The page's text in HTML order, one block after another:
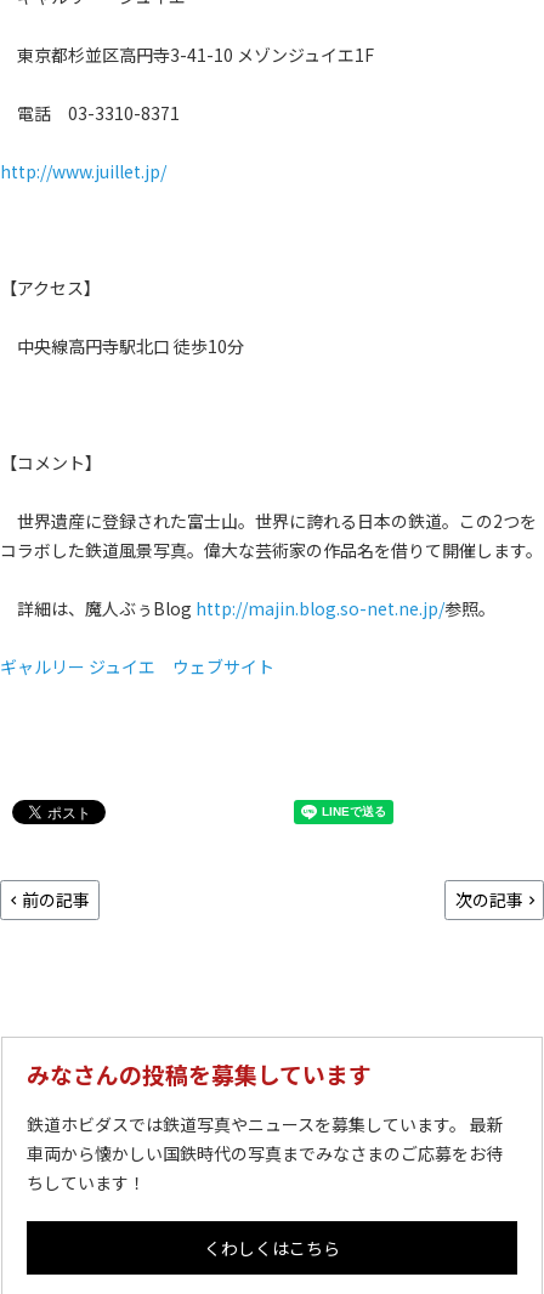
東京都杉並区高円寺3-41-10 メゾンジュイエ1F
電話 03-3310-8371
http://www.juillet.jp/
【アクセス】
中央線高円寺駅北口 徒歩10分
【コメント】
世界遺産に登録された富士山。世界に誇れる日本の鉄道。この2つを
コラボした鉄道風景写真。偉大な芸術家の作品名を借りて開催します。
詳細は、魔人ぶぅBlog http://majin.blog.so-net.ne.jp/参照。
ギャルリー ジュイエ ウェブサイト
前の記事 次の記事
みなさんの投稿を募集しています
鉄道ホビダスでは鉄道写真やニュースを募集しています。 最新
車両から懐かしい国鉄時代の写真までみなさまのご応募をお待
ちしています！
くわしくはこちら